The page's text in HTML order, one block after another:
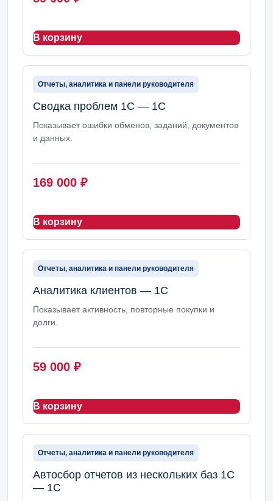
В корзину
Отчеты, аналитика и панели руководителя
Сводка проблем 1С — 1С
Показывает ошибки обменов, заданий, документов
и данных.
169 000 ₽
В корзину
Отчеты, аналитика и панели руководителя
Аналитика клиентов — 1С
Показывает активность, повторные покупки и
долги.
59 000 ₽
В корзину
Отчеты, аналитика и панели руководителя
Автосбор отчетов из нескольких баз 1С
— 1С